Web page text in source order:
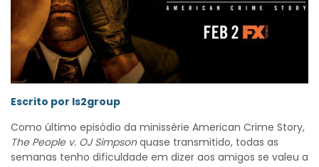
Escrito por ls2group
Como último episódio da minissérie American Crime Story,
The People v. OJ Simpsonquase transmitido, todas as
semanas tenho dificuldade em dizer aos amigos se valeu a